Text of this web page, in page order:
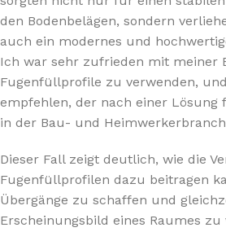
den Bodenbelägen, sondern
auch ein modernes und
Ich war sehr zufrieden mit meiner
Fugenfüllprofile zu verwenden,
empfehlen, der nach einer Lösung
in der Bau- und
Dieser Fall zeigt deutlich, wie die
Fugenfüllprofilen dazu beitragen
Übergänge zu schaffen und
Erscheinungsbild eines Raumes zu